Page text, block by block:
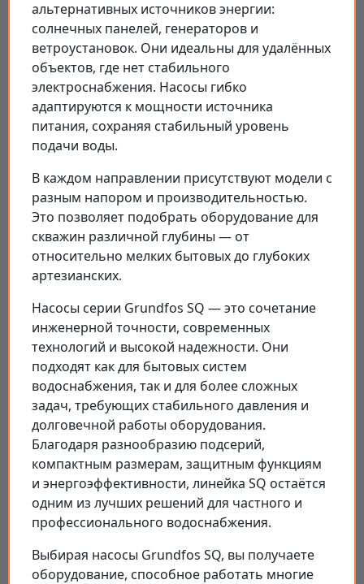
альтернативных источников энергии:
солнечных панелей, генераторов и
ветроустановок. Они идеальны для удалённых
объектов, где нет стабильного
электроснабжения. Насосы гибко
адаптируются к мощности источника
питания, сохраняя стабильный уровень
подачи воды.
В каждом направлении присутствуют модели с
разным напором и производительностью.
Это позволяет подобрать оборудование для
скважин различной глубины — от
относительно мелких бытовых до глубоких
артезианских.
Насосы серии Grundfos SQ — это сочетание
инженерной точности, современных
технологий и высокой надежности. Они
подходят как для бытовых систем
водоснабжения, так и для более сложных
задач, требующих стабильного давления и
долговечной работы оборудования.
Благодаря разнообразию подсерий,
компактным размерам, защитным функциям
и энергоэффективности, линейка SQ остаётся
одним из лучших решений для частного и
профессионального водоснабжения.
Выбирая насосы Grundfos SQ, вы получаете
оборудование, способное работать многие